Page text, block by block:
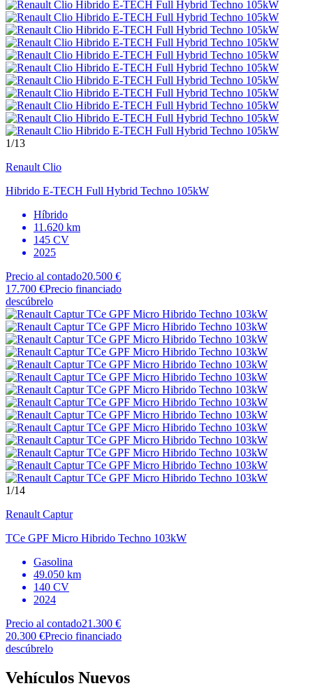
1/13
Renault Clio
Hibrido E-TECH Full Hybrid Techno 105kW
Híbrido
11.620 km
145 CV
2025
Precio al contado20.500 €
17.700 €Precio financiado
descúbrelo
1/14
Renault Captur
TCe GPF Micro Hibrido Techno 103kW
Gasolina
49.050 km
140 CV
2024
Precio al contado21.300 €
20.300 €Precio financiado
descúbrelo
Vehículos Nuevos